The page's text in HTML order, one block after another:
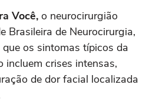
Você, o neurocirurgião
Brasileira de Neurocirurgia,
os sintomas típicos da
incluem crises intensas,
de dor facial localizada